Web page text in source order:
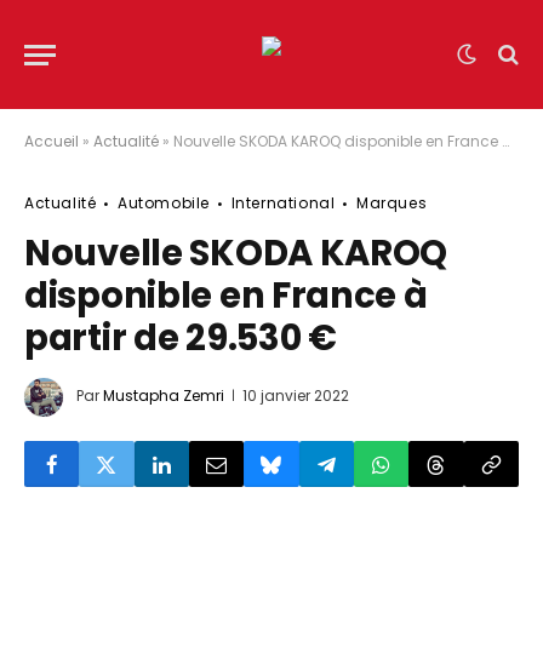
Accueil » Actualité » Nouvelle SKODA KAROQ disponible en France à partir de 29.530 €
Actualité Automobile International Marques
Nouvelle SKODA KAROQ
disponible en France à
partir de 29.530 €
ParMustapha Zemri 10 janvier 2022